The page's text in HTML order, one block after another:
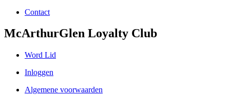
Contact
McArthurGlen Loyalty Club
Word Lid
Inloggen
Algemene voorwaarden